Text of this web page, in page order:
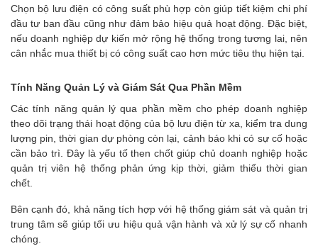
Chọn bộ lưu điện có công suất phù hợp còn giúp tiết kiệm chi phí
đầu tư ban đầu cũng như đảm bảo hiệu quả hoạt động. Đặc biệt,
nếu doanh nghiệp dự kiến mở rộng hệ thống trong tương lai, nên
cân nhắc mua thiết bị có công suất cao hơn mức tiêu thụ hiện tại.
Tính Năng Quản Lý và Giám Sát Qua Phần Mềm
Các tính năng quản lý qua phần mềm cho phép doanh nghiệp
theo dõi trạng thái hoạt động của bộ lưu điện từ xa, kiểm tra dung
lượng pin, thời gian dự phòng còn lại, cảnh báo khi có sự cố hoặc
cần bảo trì. Đây là yếu tố then chốt giúp chủ doanh nghiệp hoặc
quản trị viên hệ thống phản ứng kịp thời, giảm thiểu thời gian
chết.
Bên cạnh đó, khả năng tích hợp với hệ thống giám sát và quản trị
trung tâm sẽ giúp tối ưu hiệu quả vận hành và xử lý sự cố nhanh
chóng.